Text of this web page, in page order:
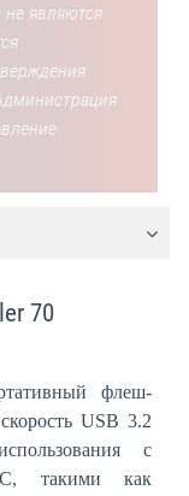
являются
70
флеш-
USB 3.2
с
C, такими как